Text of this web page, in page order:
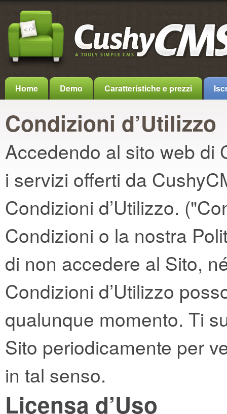
Home Demo Caratteristiche e prezzi
Condizioni d’Utilizzo
Accedendo al sito web di
i servizi offerti da
Condizioni d’Utilizzo.
Condizioni o la nostra
di non accedere al Sito,
Condizioni d’Utilizzo
qualunque momento. Ti
Sito periodicamente per
in tal senso.
Licensa d’Uso